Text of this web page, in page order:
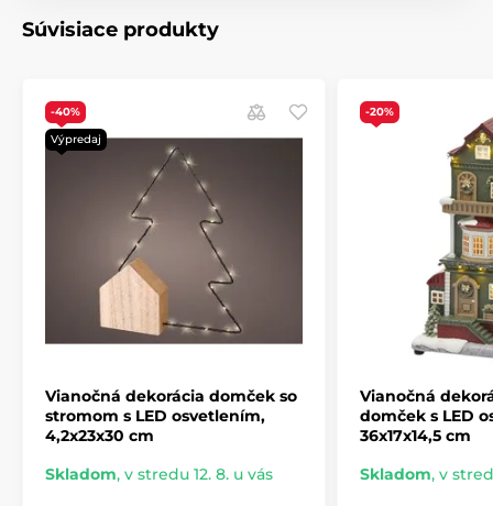
Súvisiace produkty
-40%
Výpredaj
Vianočná dekorácia domček so
stromom s LED osvetlením,
4,2x23x30 cm
Skladom, v stredu 12. 8. u vás
-20%
Vianočná
domček s LED
36x17x14,5 cm
Skladom, v